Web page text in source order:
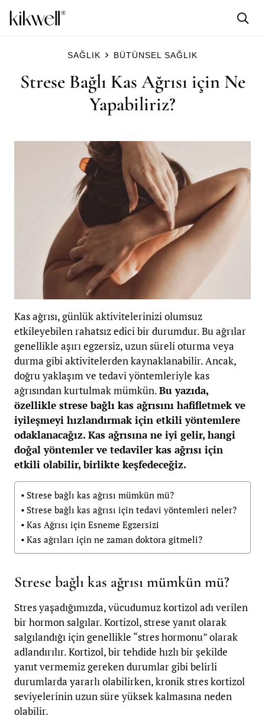
SAĞLIK BÜTÜNSEL SAĞLIK
Strese Bağlı Kas Ağrısı için Ne
Yapabiliriz?
Kas ağrısı, günlük aktivitelerinizi olumsuz
etkileyebilen rahatsız edici bir durumdur. Bu ağrılar
genellikle aşırı egzersiz, uzun süreli oturma veya
durma gibi aktivitelerden kaynaklanabilir. Ancak,
doğru yaklaşım ve tedavi yöntemleriyle kas
ağrısından kurtulmak mümkün.Bu yazıda,
özellikle strese bağlı kas ağrısını hafifletmek ve
iyileşmeyi hızlandırmak için etkili yöntemlere
odaklanacağız. Kas ağrısına ne iyi gelir, hangi
doğal yöntemler ve tedaviler kas ağrısı için
etkili olabilir, birlikte keşfedeceğiz.
Strese bağlı kas ağrısı mümkün mü?
Strese bağlı kas ağrısı için tedavi yöntemleri neler?
Kas Ağrısı için Esneme Egzersizi
Kas ağrıları için ne zaman doktora gitmeli?
Strese bağlı kas ağrısı mümkün mü?
Stres yaşadığımızda, vücudumuz kortizol adı verilen
bir hormon salgılar. Kortizol, strese yanıt olarak
salgılandığı için genellikle “stres hormonu” olarak
adlandırılır. Kortizol, bir tehdide hızlı bir şekilde
yanıt vermemiz gereken durumlar gibi belirli
durumlarda yararlı olabilirken, kronik stres kortizol
seviyelerinin uzun süre yüksek kalmasına neden
olabilir.